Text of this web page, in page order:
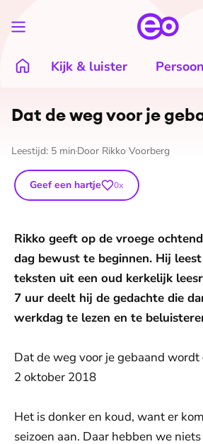
Kijk & luister
Dat de weg voor je
Leestijd: 5 min Door Rikko Voorberg
Geef een hartje 0x
Rikko geeft op de vroege
dag bewust te beginnen. Hij
teksten uit een oud kerkelijk
7 uur deelt hij de gedachte die
werkdag te lezen en te
Dat de weg voor je gebaand wordt
2 oktober 2018
Het is donker en koud, want er
seizoen aan. Daar hebben we